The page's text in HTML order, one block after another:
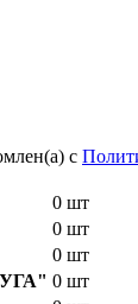
с
0 шт
0 шт
0 шт
0 шт